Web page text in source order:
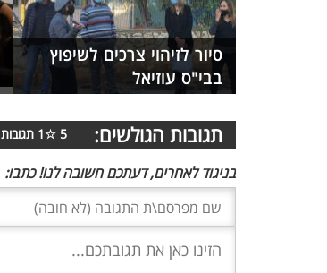
סיור לזיהוי צרכים לשיפוץ
בבי"ס עוזיאל
תגובות הגולשים: 5
☆
1 תגובות
בניגוד לאחרים, דעתכם חשובה לנו! כתבו: